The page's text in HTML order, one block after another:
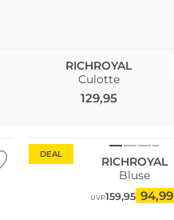
RICHROYAL
Culotte
129,95
DEAL
RICHROYAL
Bluse
UVP159,95 94,99